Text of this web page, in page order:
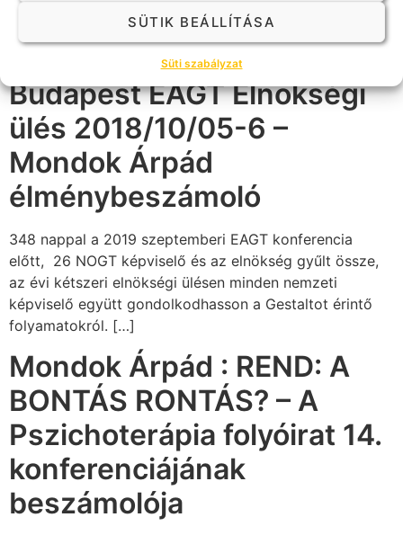
SÜTIK BEÁLLÍTÁSA
Süti szabályzat
kapcsán. Az EAGT hírlevél ezen szekciójának célja,
hogy helyet biztosítson mindazon EAGT tagok számára,
Budapest EAGT Elnökségi
ülés 2018/10/05-6 –
Mondok Árpád
élménybeszámoló
348 nappal a 2019 szeptemberi EAGT konferencia
előtt, 26 NOGT képviselő és az elnökség gyűlt össze,
az évi kétszeri elnökségi ülésen minden nemzeti
képviselő együtt gondolkodhasson a Gestaltot érintő
folyamatokról. […]
Mondok Árpád : REND: A
BONTÁS RONTÁS? – A
Pszichoterápia folyóirat 14.
konferenciájának
beszámolója